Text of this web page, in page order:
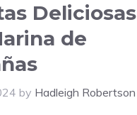
Deliciosas
de
by Hadleigh Robertson